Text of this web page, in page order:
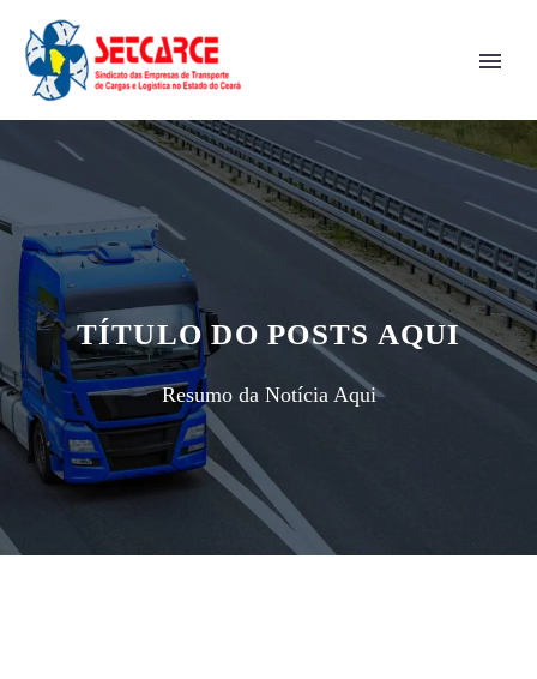
TÍTULO DO POSTS AQUI
Resumo da Notícia Aqui